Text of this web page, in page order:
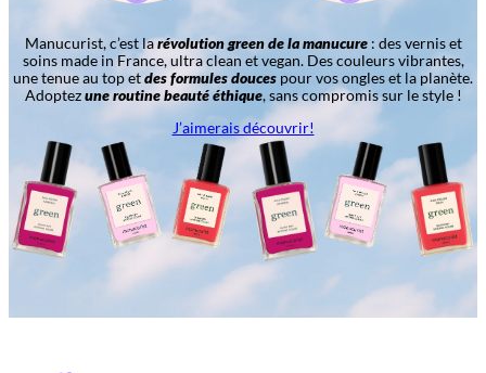
Manucurist, c’est larévolution green de la manucure: des vernis et
soins made in France, ultra clean et vegan. Des couleurs vibrantes,
une tenue au top etdes formules douces pour vos ongles et la planète.
Adoptezune routine beauté éthique, sans compromis sur le style !
J’aimerais découvrir!